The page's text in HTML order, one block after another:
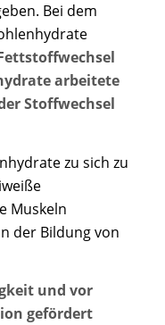
Bei dem
arbeitete
Stoffwechsel
zu sich zu
Muskeln
der Bildung von
und vor
gefördert